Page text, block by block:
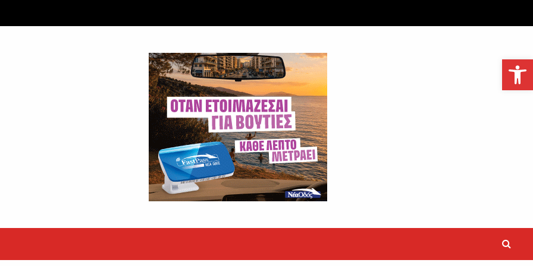
τα EBITDA το εξάμηνο
επιδόσεις κατά...
Ανοίξτε τη γραμμή εργαλείων